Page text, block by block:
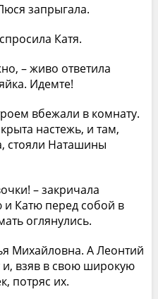
запрыгала.
Катя.
– живо ответила
Идемте!
вбежали в комнату.
настежь, и там,
стояли Наташины
– закричала
Катю перед собой в
оглянулись.
Михайловна. А Леонтий
взяв в свою широкую
потряс их.